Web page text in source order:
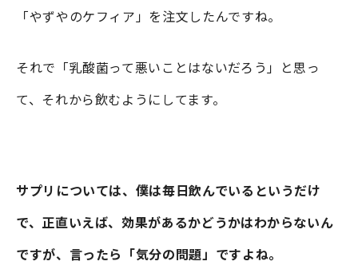
「やずやのケフィア」を注文したんですね。
それで「乳酸菌って悪いことはないだろう」と思っ
て、それから飲むようにしてます。
サプリについては、僕は毎日飲んでいるというだけ
で、正直いえば、効果があるかどうかはわからないん
ですが、言ったら「気分の問題」ですよね。